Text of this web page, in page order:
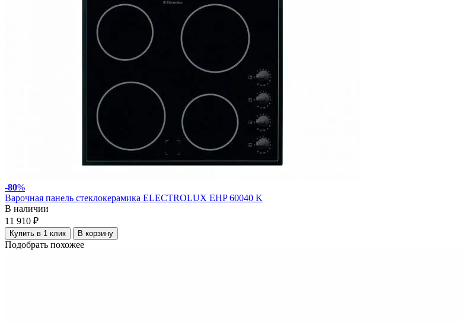
-80%
Варочная панель стеклокерамика ELECTROLUX EHP 60040 K
В наличии
11 910 ₽
Купить в 1 клик В корзину
Подобрать похожее